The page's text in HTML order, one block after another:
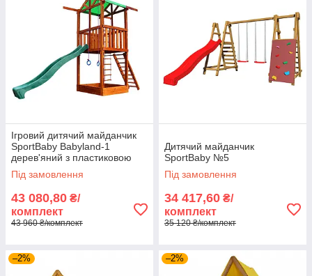
Ігровий дитячий майданчик
SportBaby Babyland-1
дерев'яний з пластиковою
гіркою та пісочницею
Під замовлення
43 080,80 ₴/
комплект
43 960 ₴/комплект
Дитячий майданчик
SportBaby №5
Під замовлення
34 417,60 ₴/
комплект
35 120 ₴/комплект
–2% –2%